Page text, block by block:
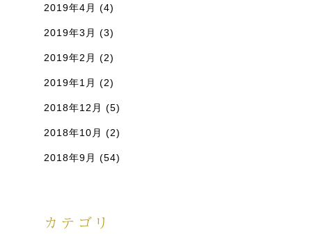
2019年4月 (4)
2019年3月 (3)
2019年2月 (2)
2019年1月 (2)
2018年12月 (5)
2018年10月 (2)
2018年9月 (54)
カテゴリ